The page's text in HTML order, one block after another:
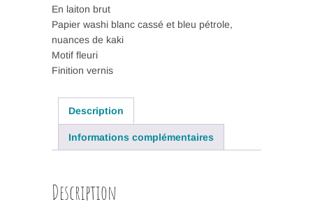
En laiton brut
Papier washi blanc cassé et bleu pétrole,
nuances de kaki
Motif fleuri
Finition vernis
Description
Informations complémentaires
Description